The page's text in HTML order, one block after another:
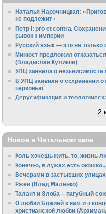
Наталья Нарочницкая:
не подлежит»
Петр I: pro et contra.
рывок к империи
Русский язык — это не только
Минюст предложил
(Владислав Куликов)
УПЦ заявила о независимости
В УПЦ заявили о сохранении
церковью
Дерусификация и
← 2
Новое в Читальном зале
Коль хочешь жить, то, жизнь
Конечно, в лужах есть
Вечерами в застывших
Ржев (Влад Маленко)
Талант и Злоба – пагубный
О любви Божией к нам и о
христианской любви